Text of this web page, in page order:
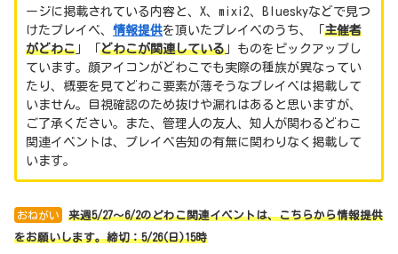
ージに掲載されている内容と、X、mixi2、Blueskyなどで見つ
けたプレイベ、 情報提供を頂いたプレイベのうち、「 主催者
がどわこ
どわこが関連している 」ものをピックアップし
ています。顔アイコンがどわこでも実際の種族が異なってい
たり、概要を見てどわこ要素が薄そうなプレイベは掲載して
いません。目視確認のため抜けや漏れはあると思いますが、
ご了承ください。また、管理人の友人、知人が関わるどわこ
関連イベントは、プレイベ告知の有無に関わりなく掲載して
います。
おねがい
来週5/27～6/2のどわこ関連イベントは、こちらから情報提供
をお願いします。締切：5/26(日)15時